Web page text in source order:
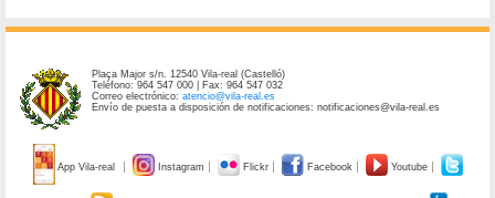
Plaça Major s/n. 12540 Vila-real (Castelló)
Teléfono: 964 547 000 | Fax: 964 547 032
Correo electrónico:atencio@vila-real.es
Envío de puesta a disposición de notificaciones: notificaciones@vila-real.es
App Vila-real Instagram Flickr Facebook Youtube